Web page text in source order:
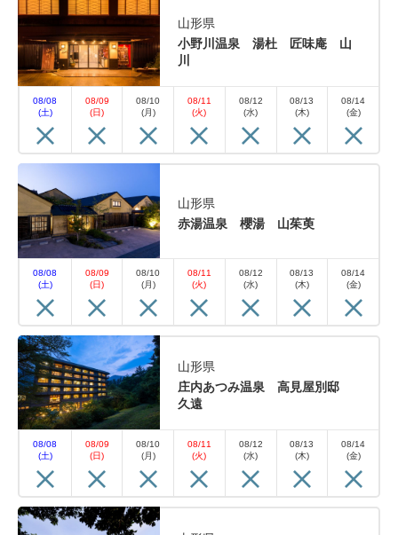
山形県
小野川温泉 湯杜 匠味庵 山
川
08/08
(土)
08/09
(日)
08/10
(月)
08/11
(火)
08/12
(水)
08/13
(木)
08/14
(金)
山形県
赤湯温泉 櫻湯 山茱萸
08/08
(土)
08/09
(日)
08/10
(月)
08/11
(火)
08/12
(水)
08/13
(木)
08/14
(金)
山形県
庄内あつみ温泉 高見屋別邸
久遠
08/08
(土)
08/09
(日)
08/10
(月)
08/11
(火)
08/12
(水)
08/13
(木)
08/14
(金)